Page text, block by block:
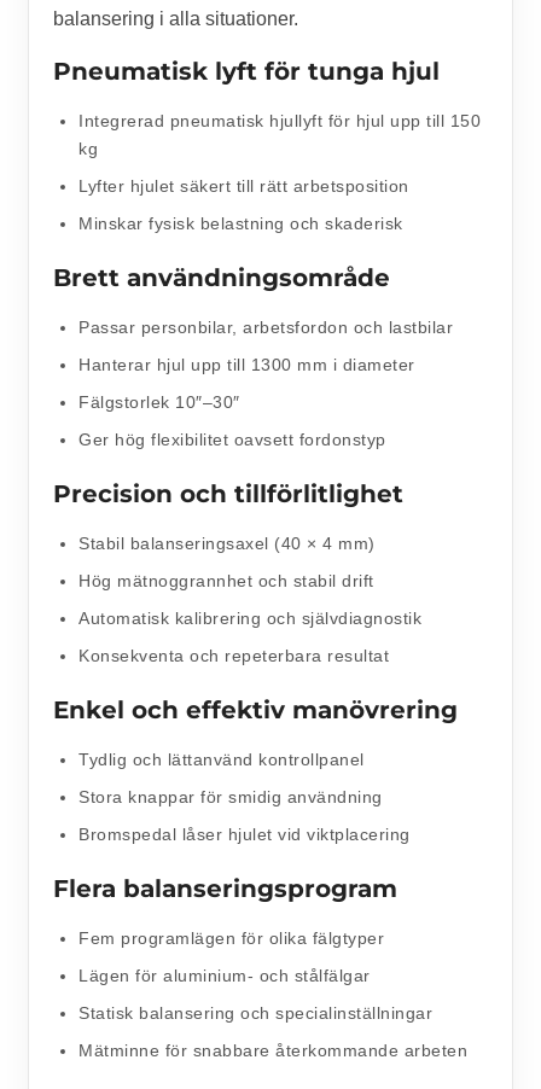
balansering i alla situationer.
Pneumatisk lyft för tunga hjul
Integrerad pneumatisk hjullyft för hjul upp till 150
kg
Lyfter hjulet säkert till rätt arbetsposition
Minskar fysisk belastning och skaderisk
Brett användningsområde
Passar personbilar, arbetsfordon och lastbilar
Hanterar hjul upp till 1300 mm i diameter
Fälgstorlek 10″–30″
Ger hög flexibilitet oavsett fordonstyp
Precision och tillförlitlighet
Stabil balanseringsaxel (40 × 4 mm)
Hög mätnoggrannhet och stabil drift
Automatisk kalibrering och självdiagnostik
Konsekventa och repeterbara resultat
Enkel och effektiv manövrering
Tydlig och lättanvänd kontrollpanel
Stora knappar för smidig användning
Bromspedal låser hjulet vid viktplacering
Flera balanseringsprogram
Fem programlägen för olika fälgtyper
Lägen för aluminium- och stålfälgar
Statisk balansering och specialinställningar
Mätminne för snabbare återkommande arbeten